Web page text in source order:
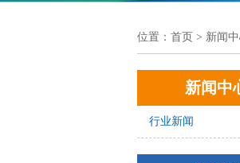
位置： 首页 > 新闻
新闻中
行业新闻